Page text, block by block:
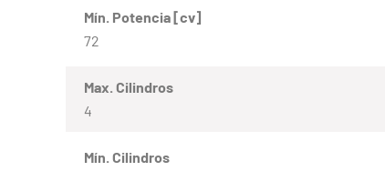
Mín. Potencia [cv]
72
Max. Cilindros
4
Mín. Cilindros